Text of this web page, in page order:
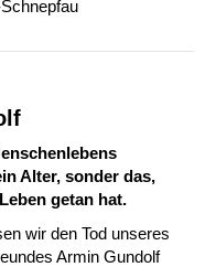
Alter, sonder das,
getan hat.
wir den Tod unseres
Armin Gundolf